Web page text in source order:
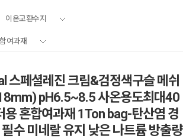
이온교환수지
여과재
스페셜레진 크림&검정색구슬 메쉬
pH6.5~8.5 사온용도최대40
용 혼합여과재 1Ton bag-탄산염 경
수 미네랄 유지 낮은 나트륨 방출량